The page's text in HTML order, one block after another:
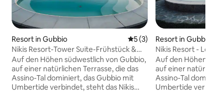
Resort in Gubbio Durchschnittliche
5 (3)
Nikis Resort-Tower Suite-Frühstück &
Pool inklusive
Auf den Höhen südwestlich von Gubbio,
auf einer natürlichen Terrasse, die das
Assino-Tal dominiert, das Gubbio mit
Umbertide verbindet, steht das Nikis
Resort in Gubbio
Nikis Resort -
inbegriffen
Auf den Höhen
auf einer
Assino-Tal
Umbertide